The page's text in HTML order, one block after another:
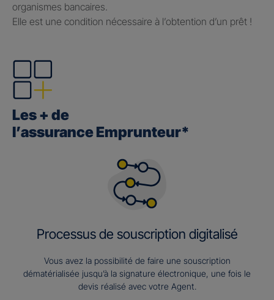
organismes bancaires.
Elle est une condition nécessaire à l’obtention d’un prêt !
Les + de
l’assurance Emprunteur*
Processus de souscription digitalisé
Vous avez la possibilité de faire une souscription
dématérialisée jusqu’à la signature électronique, une fois le
devis réalisé avec votre Agent.